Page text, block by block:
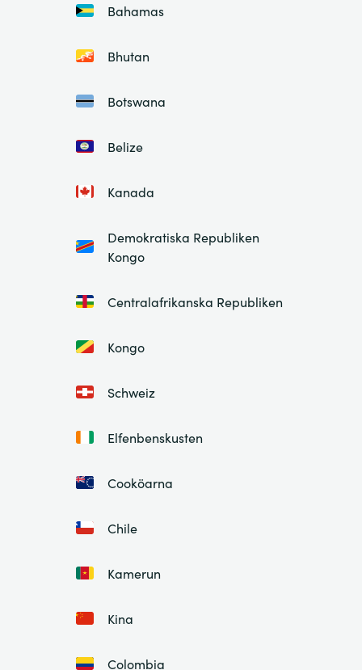
Bahamas
Bhutan
Botswana
Belize
Kanada
Demokratiska Republiken
Kongo
Centralafrikanska Republiken
Kongo
Schweiz
Elfenbenskusten
Cooköarna
Chile
Kamerun
Kina
Colombia